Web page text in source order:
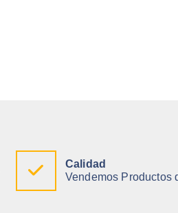
Calidad
Vendemos Productos